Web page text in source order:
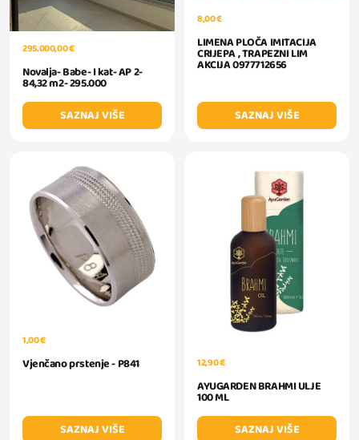
295.000,00 €
Novalja- Babe- I kat- AP 2-
84,32 m2- 295.000
SAZNAJ VIŠE
8,00 €
LIMENA PLOČA IMITACIJA
CRIJEPA , TRAPEZNI LIM
AKCIJA 0977712656
SAZNAJ VIŠE
1,00 €
Vjenčano prstenje - P841
SAZNAJ VIŠE
12,90 €
AYUGARDEN BRAHMI ULJE
100 ML
SAZNAJ VIŠE